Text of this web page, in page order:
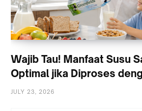
Wajib Tau! Manfaat Susu
Optimal jika Diproses
JULY 23, 2026